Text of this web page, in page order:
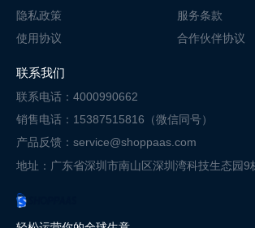
隐私政策
服务条款
使用协议
合作伙伴协议
联系我们
联系电话：4000990662
销售电话：15387515816（微信同号）
产品反馈：service@shoppaas.com
地址：广东省深圳市南山区深圳湾科技生态园9